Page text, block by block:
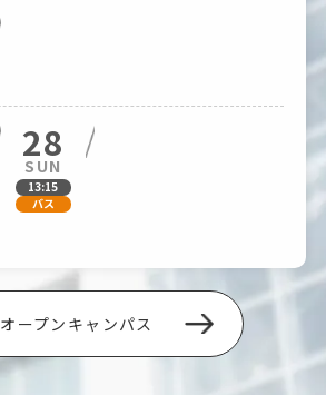
28
SUN
13:15
バス
オープンキャンパス